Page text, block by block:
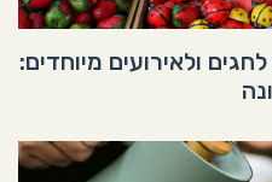
ולאירועים מיוחדים: